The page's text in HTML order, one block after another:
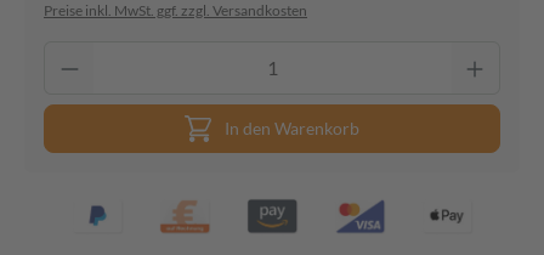
Preise inkl. MwSt. ggf. zzgl. Versandkosten
In den Warenkorb